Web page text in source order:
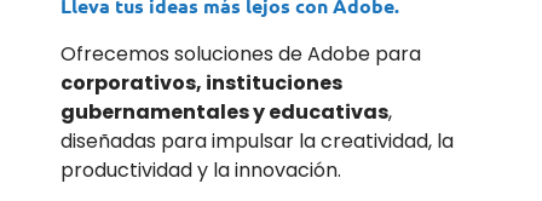
Lleva tus ideas más lejos con Adobe.
Ofrecemos soluciones de Adobe para
corporativos, instituciones
gubernamentales y educativas,
diseñadas para impulsar la creatividad, la
productividad y la innovación.